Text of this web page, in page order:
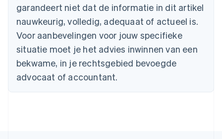
garandeert niet dat de informatie in dit artikel
nauwkeurig, volledig, adequaat of actueel is.
Voor aanbevelingen voor jouw specifieke
situatie moet je het advies inwinnen van een
bekwame, in je rechtsgebied bevoegde
advocaat of accountant.
Canada
Cyprus
English
Denemarken
English
Duitsland
DeutschEnglish
English